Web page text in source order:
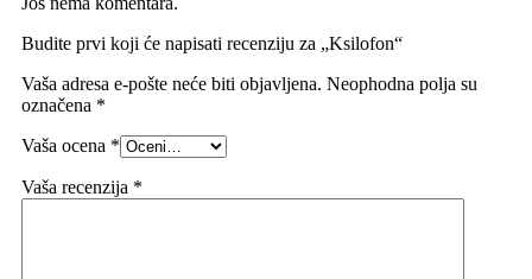
Budite prvi koji će napisati recenziju za „Ksilofon“
Vaša adresa e-pošte neće biti objavljena. Neophodna polja su
označena *
Vaša ocena *
Vaša recenzija *